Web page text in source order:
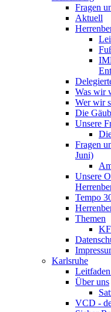
Fragen
Aktuell
Was wir
Wer wir
Die
Unsere
Fragen
Juni)
Unsere
Tempo
Themen
Karlsruhe
Über uns
VCD -